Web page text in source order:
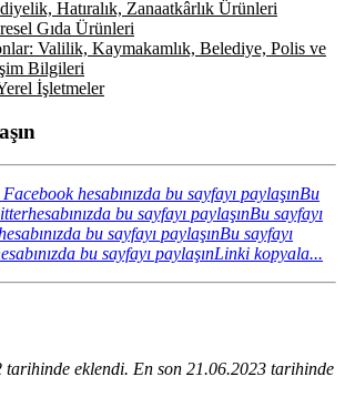
Hatıralık, Zanaatkârlık Ürünleri
Gıda Ürünleri
Valilik, Kaymakamlık, Belediye, Polis ve
Bilgileri
İşletmeler
hesabınızda bu sayfayı paylaşınBu
bu sayfayı paylaşınBu sayfayı
bu sayfayı paylaşınBu sayfayı
bu sayfayı paylaşınLinki kopyala...
tarihinde eklendi. En son 21.06.2023 tarihinde